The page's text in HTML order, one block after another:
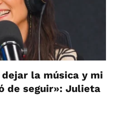
la música y mi
de seguir»: Julieta